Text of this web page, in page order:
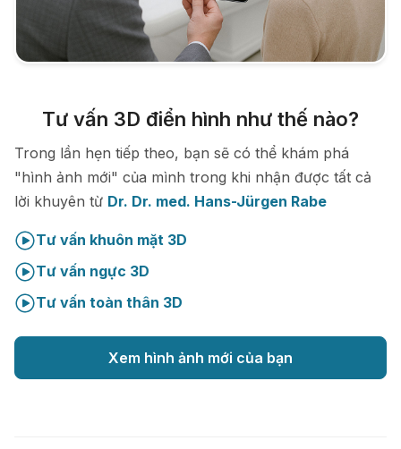
Tư vấn 3D điển hình như thế nào?
Trong lần hẹn tiếp theo, bạn sẽ có thể khám phá
"hình ảnh mới" của mình trong khi nhận được tất cả
lời khuyên từ Dr. Dr. med. Hans-Jürgen Rabe
Tư vấn khuôn mặt 3D
Tư vấn ngực 3D
Tư vấn toàn thân 3D
Xem hình ảnh mới của bạn